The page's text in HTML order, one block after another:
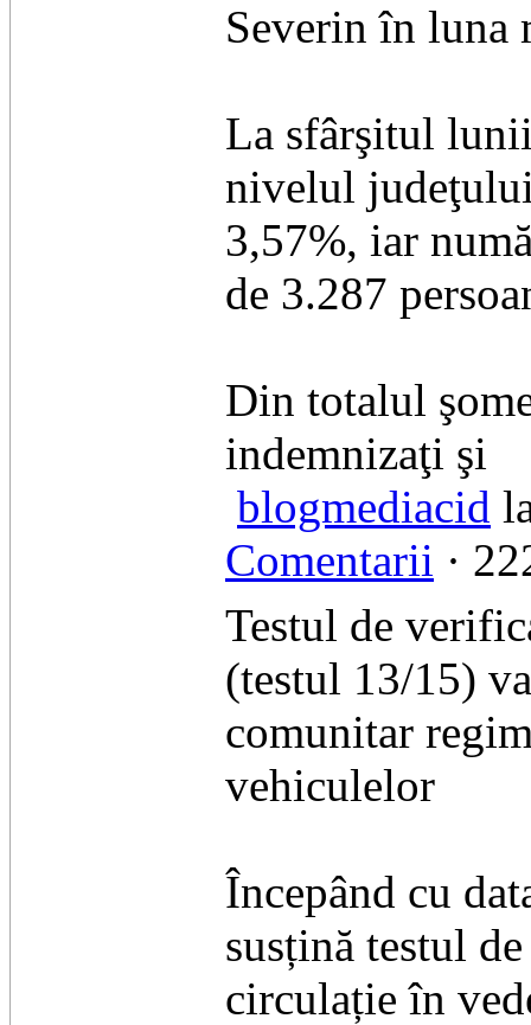
Severin în luna
La sfârşitul
nivelul
3,57%, iar
de 3.287
Din totalul
indemnizaţi şi
blogmediacid
Comentarii ·
Testul de
(testul 13/15)
comunitar
vehiculelor
Începând cu
susțină testul
circulație în